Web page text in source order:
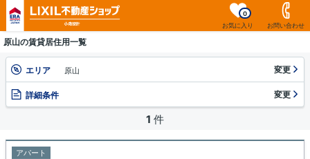
お気に入り
0
お問い合わせ
原山の賃貸居住用一覧
エリア 原山 変更
詳細条件 変更
1 件
アパート